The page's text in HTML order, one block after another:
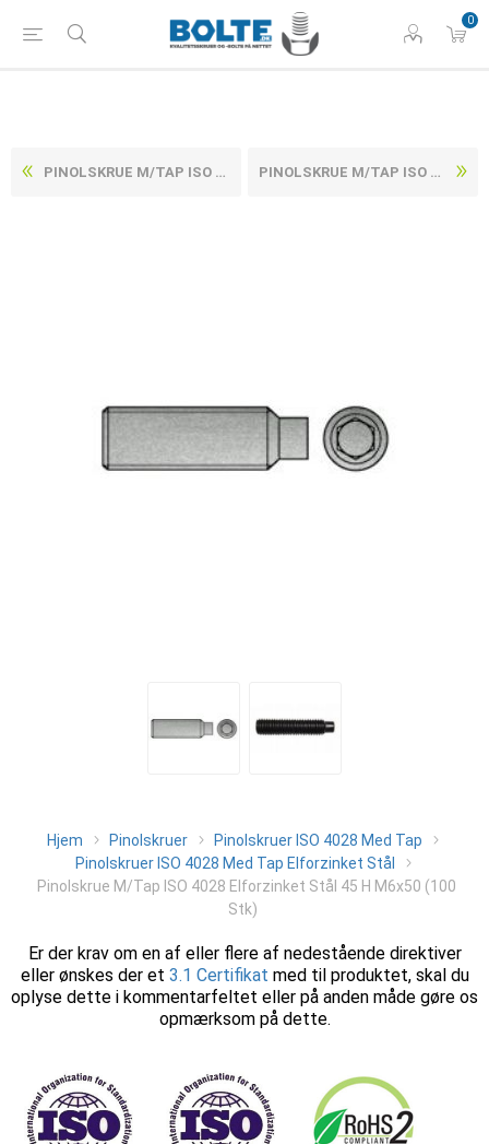
0
PINOLSKRUE M/TAP ISO 4028 ELFORZINKET STÅL 45 H M6X45 (200 STK) PINOLSKRUE M/TAP ISO 4028 ELFORZINKET STÅL 45 H M6X50 (200 STK)
Hjem Pinolskruer
Pinolskruer ISO 4028 Med Tap
Pinolskruer ISO 4028 Med Tap Elforzinket Stål
Pinolskrue M/Tap ISO 4028 Elforzinket Stål 45 H M6x50 (100
Stk)
Er der krav om en af eller flere af nedestående direktiver
eller ønskes der et 3.1 Certifikat med til produktet, skal du
oplyse dette i kommentarfeltet eller på anden måde gøre os
opmærksom på dette.